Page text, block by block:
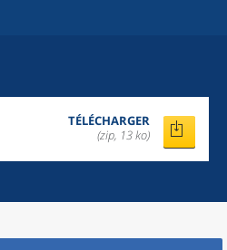
TÉLÉCHARGER
(zip, 13 ko)